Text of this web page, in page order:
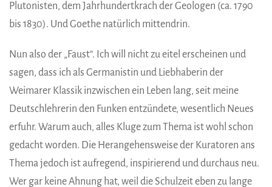
Plutonisten, dem Jahrhundertkrach der Geologen (ca. 1790
bis 1830). Und Goethe natürlich mittendrin.
Nun also der „Faust“. Ich will nicht zu eitel erscheinen und
sagen, dass ich als Germanistin und Liebhaberin der
Weimarer Klassik inzwischen ein Leben lang, seit meine
Deutschlehrerin den Funken entzündete, wesentlich Neues
erfuhr. Warum auch, alles Kluge zum Thema ist wohl schon
gedacht worden. Die Herangehensweise der Kuratoren ans
Thema jedoch ist aufregend, inspirierend und durchaus neu.
Wer gar keine Ahnung hat, weil die Schulzeit eben zu lange